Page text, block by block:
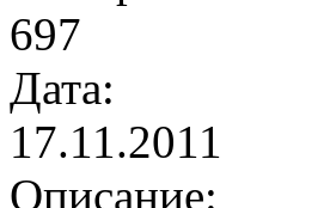
697
Дата:
17.11.2011
Описание: